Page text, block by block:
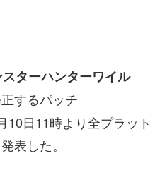
スターハンターワイル
するパッチ
10日11時より全プラット
表した。